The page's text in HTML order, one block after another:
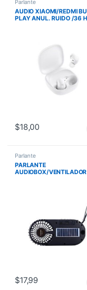
Parlante
AUDIO XIAOMI/REDMI
PLAY ANUL. RUIDO /36
$18,00
Parlante
PARLANTE
AUDIOBOX/VENTILADOR
$17,99